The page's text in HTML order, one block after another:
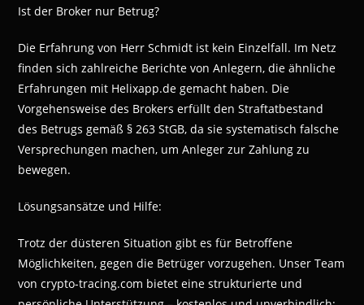
Ist der Broker nur Betrug?
Die Erfahrung von Herr Schmidt ist kein Einzelfall. Im Netz
finden sich zahlreiche Berichte von Anlegern, die ähnliche
Erfahrungen mit Helixapp.de gemacht haben. Die
Vorgehensweise des Brokers erfüllt den Straftatbestand
des Betrugs gemäß § 263 StGB, da sie systematisch falsche
Versprechungen machen, um Anleger zur Zahlung zu
bewegen.
Lösungsansätze und Hilfe:
Trotz der düsteren Situation gibt es für Betroffene
Möglichkeiten, gegen die Betrüger vorzugehen. Unser Team
von crypto-tracing.com bietet eine strukturierte und